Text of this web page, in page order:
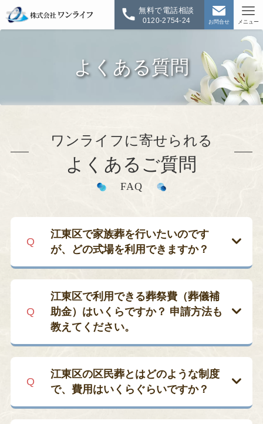
無料で電話相談
0120-2754-24 お問合せ メニュー
よくある質問
ワンライフに寄せられる
よくあるご質問
FAQ
江東区で家族葬を行いたいのです
が、どの式場を利用できますか？
ライフが運営する自社ホール「フェアウ
ェルプレイス ディア」をおすすめしてい
ます。亀戸にある貸切型式場で、20名程
ており、1日1組限定でゆっくりとお見送
りの時間を過ごせます。
また、公営斎場をご希望の場合は、臨海
江東区で利用できる葬祭費（葬儀補
助金）はいくらですか？ 申請方法も
教えてください。
国民健康保険か後期高齢者医療制度に加
入していた方が亡くなられた場合、江東
区から５万円（後期高齢者の場合は上限
江東区の区民葬とはどのような制度
で、費用はいくらぐらいですか？
区民葬（区民葬儀券）は、東京都および